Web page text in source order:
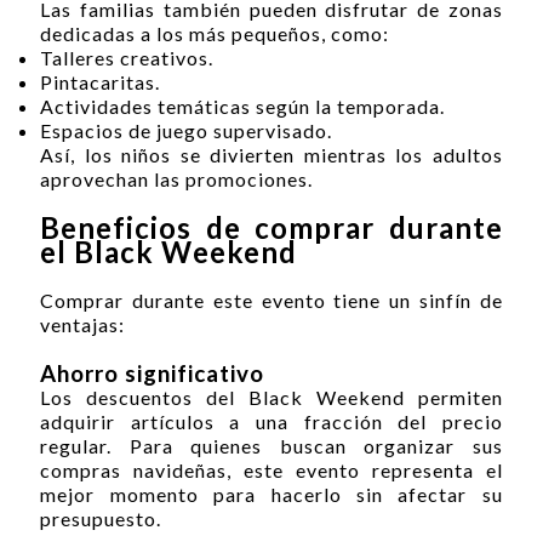
Las familias también pueden disfrutar de zonas
dedicadas a los más pequeños, como:
Talleres creativos.
Pintacaritas.
Actividades temáticas según la temporada.
Espacios de juego supervisado.
Así, los niños se divierten mientras los adultos
aprovechan las promociones.
Beneficios de comprar durante
el Black Weekend
Comprar durante este evento tiene un sinfín de
ventajas:
Ahorro significativo
Los descuentos del Black Weekend permiten
adquirir artículos a una fracción del precio
regular. Para quienes buscan organizar sus
compras navideñas, este evento representa el
mejor momento para hacerlo sin afectar su
presupuesto.